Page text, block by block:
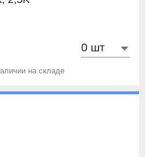
на складе